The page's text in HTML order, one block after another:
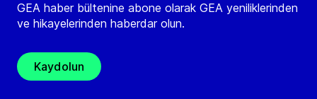
GEA haber bültenine abone olarak GEA yeniliklerinden
ve hikayelerinden haberdar olun.
Kaydolun